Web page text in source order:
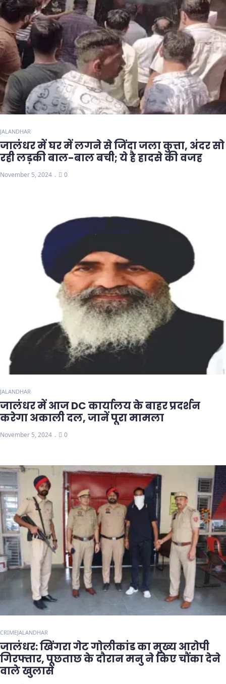
JALANDHAR
जालंधर में घर में लगने से जिंदा जला कुत्ता, अंदर सो
रही लड़की बाल-बाल बची; ये है हादसे की वजह
November 5, 2024 0
JALANDHAR
जालंधर में आज DC कार्यालय के बाहर प्रदर्शन
करेगा अकाली दल, जानें पूरा मामला
November 5, 2024 0
CRIMEJALANDHAR
जालंधर: खिंगरा गेट गोलीकांड का मुख्य आरोपी
गिरफ्तार, पूछताछ के दौरान मनु ने किए चौंका देने
वाले खुलासे